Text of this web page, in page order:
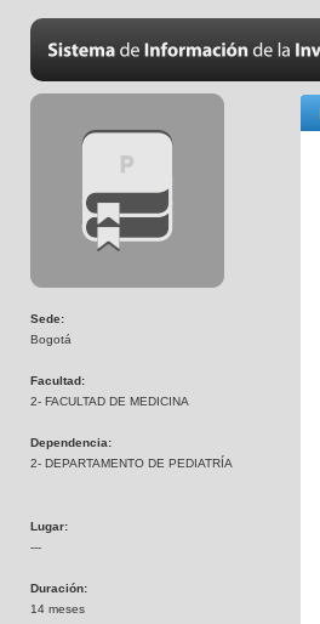
Sede:
Bogotá
Facultad:
2- FACULTAD DE MEDICINA
Dependencia:
2- DEPARTAMENTO DE PEDIATRÍA
Lugar:
---
Duración:
14 meses